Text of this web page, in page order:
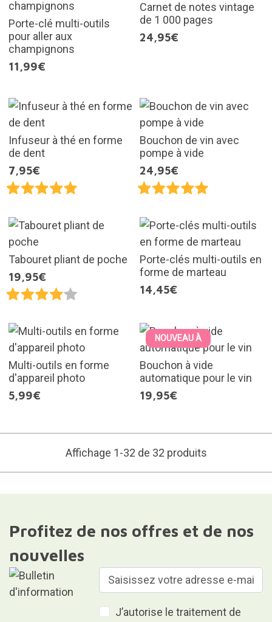
Porte-clé multi-outils
pour aller aux
champignons
11,99€
Carnet de notes vintage
de 1 000 pages
24,95€
Infuseur à thé en forme
de dent
7,95€
Bouchon de vin avec
pompe à vide
24,95€
Tabouret pliant de poche
19,95€
Porte-clés multi-outils en
forme de marteau
14,45€
Multi-outils en forme
d'appareil photo
5,99€
NOUVEAU À
Bouchon à vide
automatique pour le vin
19,95€
Affichage 1-32 de 32 produits
Profitez de nos offres et de nos
nouvelles
J’autorise le traitement de